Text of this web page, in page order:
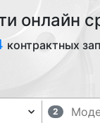
онлайн
контрактных
2